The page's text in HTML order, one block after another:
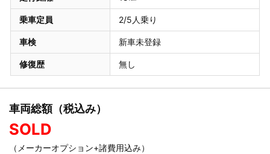
乗車定員 2/5人乗り
車検 新車未登録
修復歴 無し
車両総額（税込み）
SOLD
（メーカーオプション+諸費用込み）